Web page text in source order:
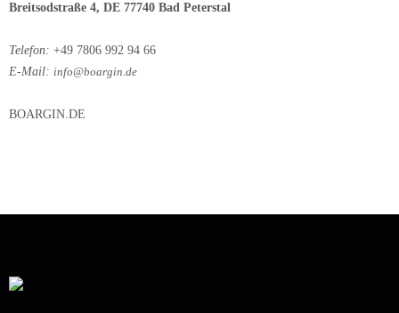
Breitsodstraße 4, DE 77740 Bad Peterstal
Telefon: +49 7806 992 94 66
E-Mail: info@boargin.de
BOARGIN.DE